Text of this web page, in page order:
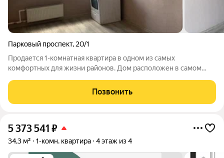
Парковый проспект, 20/1
Продается 1-комнатная квартира в одном из самых
комфортных для жизни районов. Дом расположен в самом
остановка, все возможные магазины, аптеки, детские сады,
школы. Рядом жемчужина нашего города
Позвонить
5 373 541 ₽
34,3 м² 1-комн. квартира 4 этаж из 4